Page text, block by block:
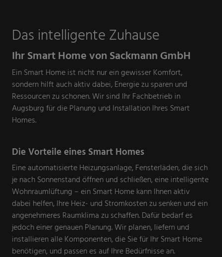
Das intelligente Zuhause
Ihr Smart Home von Sackmann GmbH
Ein Smart Home ist nicht nur ein gewisser Komfort,
sondern hilft auch aktiv dabei, Energie zu sparen und
Ressourcen zu schonen. Wir sind Ihr Fachbetrieb in
Augsburg für die Planung und Installation Ihres Smart
Homes.
Die Vorteile eines Smart Homes
Eine automatisierte Heizungsanlage, Fensterläden, die sich
je nach Sonnenstand öffnen und schließen, eine intelligente
Wohnraumlüftung – ein Smart Home kann Ihnen aktiv
dabei helfen, Ihre Heiz- und Stromkosten zu senken und ein
angenehmeres Raumklima zu schaffen. Dafür bedarf es
jedoch einer genauen Planung. Wir planen, liefern und
installieren alle Komponenten, die Sie für Ihr Smart Home
benötigen, und passen es auf Ihre Bedürfnisse an.